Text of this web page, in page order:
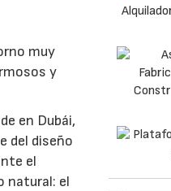
muy
y
en Dubái,
del diseño
el
natural: el